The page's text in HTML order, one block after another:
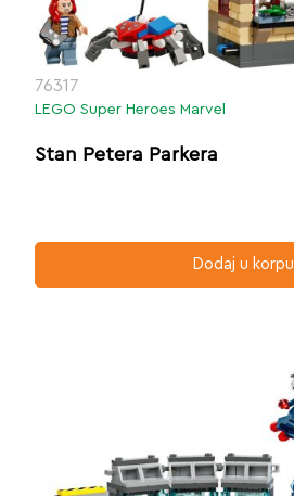
76317
LEGO Super Heroes Marvel
Stan Petera Parkera
Dodaj u korpu